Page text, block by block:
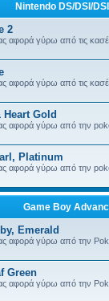
Nintendo DS/DSI/
2
αφορά γύρω από τις
αφορά γύρω από τις
Gold
αφορά γύρω από την
Platinum
αφορά γύρω από την
Game Boy
Emerald
αφορά γύρω από την
Green
αφορά γύρω από την